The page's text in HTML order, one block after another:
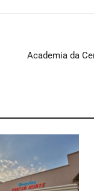
Academia da